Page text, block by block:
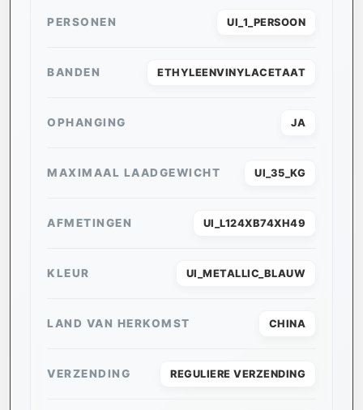
PERSONEN UI_1_PERSOON
BANDEN ETHYLEENVINYLACETAAT
OPHANGING JA
MAXIMAAL LAADGEWICHT UI_35_KG
AFMETINGEN UI_L124XB74XH49
KLEUR UI_METALLIC_BLAUW
LAND VAN HERKOMST CHINA
VERZENDING REGULIERE VERZENDING